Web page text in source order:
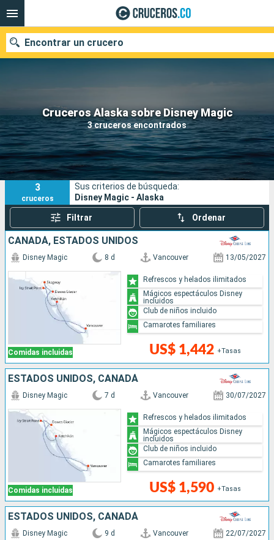
Cruceros Alaska sobre Disney Magic
3 cruceros encontrados
Encontrar un crucero
Fecha de salida
Buscar
3
cruceros
Sus criterios de búsqueda:
Disney Magic - Alaska
Filtrar Ordenar
CANADÁ, ESTADOS UNIDOS
Comidas incluidas
Disney Magic 8 d Vancouver 13/05/2027
US$ 1,442 +Tasas
Refrescos y helados ilimitados
Mágicos espectáculos Disney
incluidos
Club de niños incluido
Camarotes familiares
ESTADOS UNIDOS, CANADÁ
Comidas incluidas
Disney Magic 7 d Vancouver 30/07/2027
US$ 1,590 +Tasas
Refrescos y helados ilimitados
Mágicos espectáculos Disney
incluidos
Club de niños incluido
Camarotes familiares
ESTADOS UNIDOS, CANADÁ
Disney Magic 9 d Vancouver 22/07/2027